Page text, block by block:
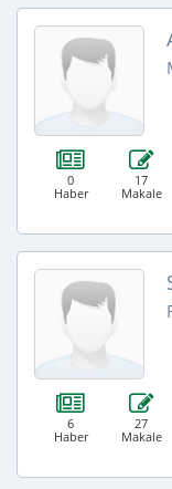
0
Haber
17
Makale
6
Haber
27
Makale